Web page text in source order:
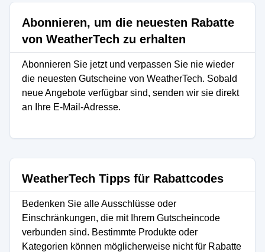
Abonnieren, um die neuesten Rabatte
von WeatherTech zu erhalten
Abonnieren Sie jetzt und verpassen Sie nie wieder
die neuesten Gutscheine von WeatherTech. Sobald
neue Angebote verfügbar sind, senden wir sie direkt
an Ihre E-Mail-Adresse.
WeatherTech Tipps für Rabattcodes
Bedenken Sie alle Ausschlüsse oder
Einschränkungen, die mit Ihrem Gutscheincode
verbunden sind. Bestimmte Produkte oder
Kategorien können möglicherweise nicht für Rabatte